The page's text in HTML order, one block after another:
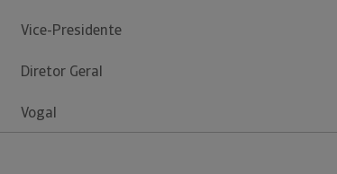
Vice-Presidente
Diretor Geral
Vogal